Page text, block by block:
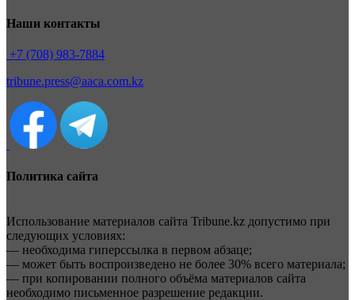
Наши контакты
+7 (708) 983-7884
tribune.press@aaca.com.kz
Политика сайта
Использование материалов сайта Tribune.kz допустимо при
следующих условиях:
— необходима гиперссылка в первом абзаце;
— может быть воспроизведено не более 30% всего материала;
— при копировании полного объёма материалов сайта
необходимо письменное разрешение редакции.